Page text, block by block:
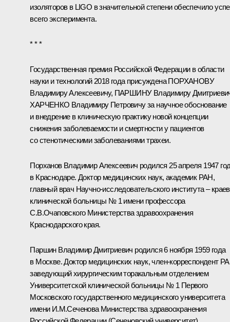
изоляторов в LIGO в значительной степени обеспечило
всего эксперимента.
* * *
Государственная премия Российской Федерации в области
науки и технологий 2018 года присуждена ПОРХАНОВУ
Владимиру Алексеевичу, ПАРШИНУ Владимиру
ХАРЧЕНКО Владимиру Петровичу за научное обоснование
и внедрение в клиническую практику новой концепции
снижения заболеваемости и смертности у пациентов
со стенотическими заболеваниями трахеи.
Порханов Владимир Алексеевич родился 25 апреля 1947
в Краснодаре. Доктор медицинских наук, академик РАН,
главный врач Научно-исследовательского института –
клинической больницы № 1 имени профессора
С.В.Очаповского Министерства здравоохранения
Краснодарского края.
Паршин Владимир Дмитриевич родился 6 ноября 1959 года
в Москве. Доктор медицинских наук, член-корреспондент
заведующий хирургическим торакальным отделением
Университетской клинической больницы № 1 Первого
Московского государственного медицинского университета
имени И.М.Сеченова Министерства здравоохранения